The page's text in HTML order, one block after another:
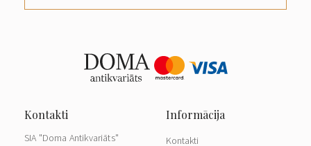
SIA "Doma Antikvariāts" Kontakti